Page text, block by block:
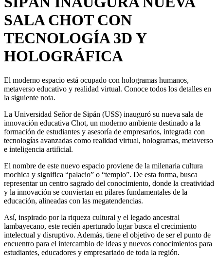
SALA CHOT CON
TECNOLOGÍA 3D Y
HOLOGRÁFICA
El moderno espacio está ocupado con hologramas humanos,
metaverso educativo y realidad virtual. Conoce todos los detalles en
la siguiente nota.
La Universidad Señor de Sipán (USS) inauguró su nueva sala de
innovación educativa Chot, un moderno ambiente destinado a la
formación de estudiantes y asesoría de empresarios, integrada con
tecnologías avanzadas como realidad virtual, hologramas, metaverso
e inteligencia artificial.
El nombre de este nuevo espacio proviene de la milenaria cultura
mochica y significa “palacio” o “templo”. De esta forma, busca
representar un centro sagrado del conocimiento, donde la creatividad
y la innovación se conviertan en pilares fundamentales de la
educación, alineadas con las megatendencias.
Así, inspirado por la riqueza cultural y el legado ancestral
lambayecano, este recién aperturado lugar busca el crecimiento
intelectual y disruptivo. Además, tiene el objetivo de ser el punto de
encuentro para el intercambio de ideas y nuevos conocimientos para
estudiantes, educadores y empresariado de toda la región.